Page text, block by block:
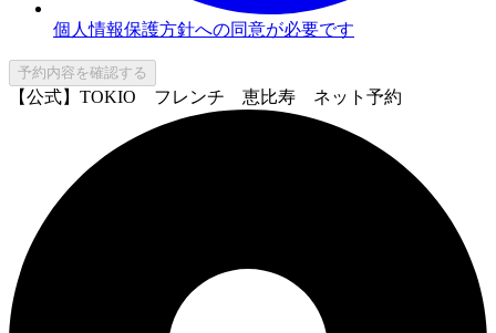
個人情報保護方針への同意が必要です
予約内容を確認する
【公式】TOKIO フレンチ 恵比寿 ネット予約